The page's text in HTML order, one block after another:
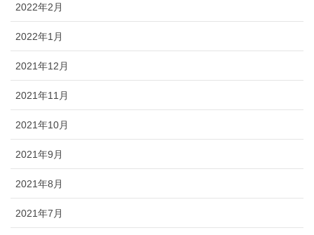
2022年2月
2022年1月
2021年12月
2021年11月
2021年10月
2021年9月
2021年8月
2021年7月